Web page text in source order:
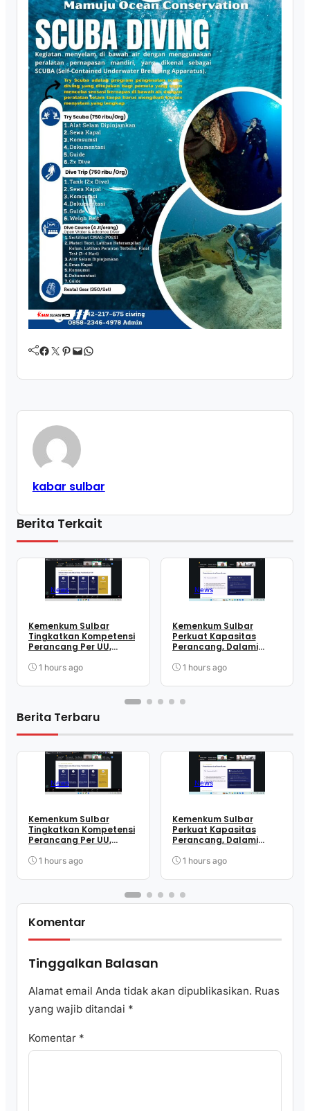
Facebook Twitter Pinterest Mail WhatsApp
kabar sulbar
Berita Terkait
News
Kemenkum Sulbar
Tingkatkan Kompetensi
Perancang Per UU,
Berkualitas
1 hours ago
News
Kemenkum Sulbar
Perkuat Kapasitas
Perancang, Dalami
Pengundangan
1 hours ago
Berita Terbaru
News
Kemenkum Sulbar
Tingkatkan Kompetensi
Perancang Per UU,
Berkualitas
1 hours ago
News
Kemenkum Sulbar
Perkuat Kapasitas
Perancang, Dalami
Pengundangan
1 hours ago
Komentar
Tinggalkan Balasan
Alamat email Anda tidak akan dipublikasikan. Ruas
yang wajib ditandai *
Komentar *